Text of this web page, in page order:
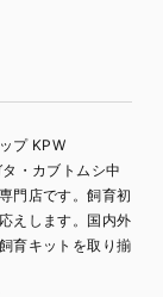
プ KPW
・カブトムシ中
門店です。飼育初
えします。国内外
育キットを取り揃